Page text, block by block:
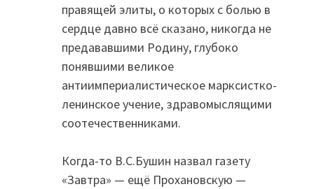
правящей элиты, о которых c болью в
сердце давно всё сказано, никогда не
предававшими Родину, глубоко
понявшими великое
антиимпериалистическое марксистко-
ленинское учение, здравомыслящими
соотечественниками.
Когда-то В.С.Бушин назвал газету
«Завтра» — ещё Прохановскую —